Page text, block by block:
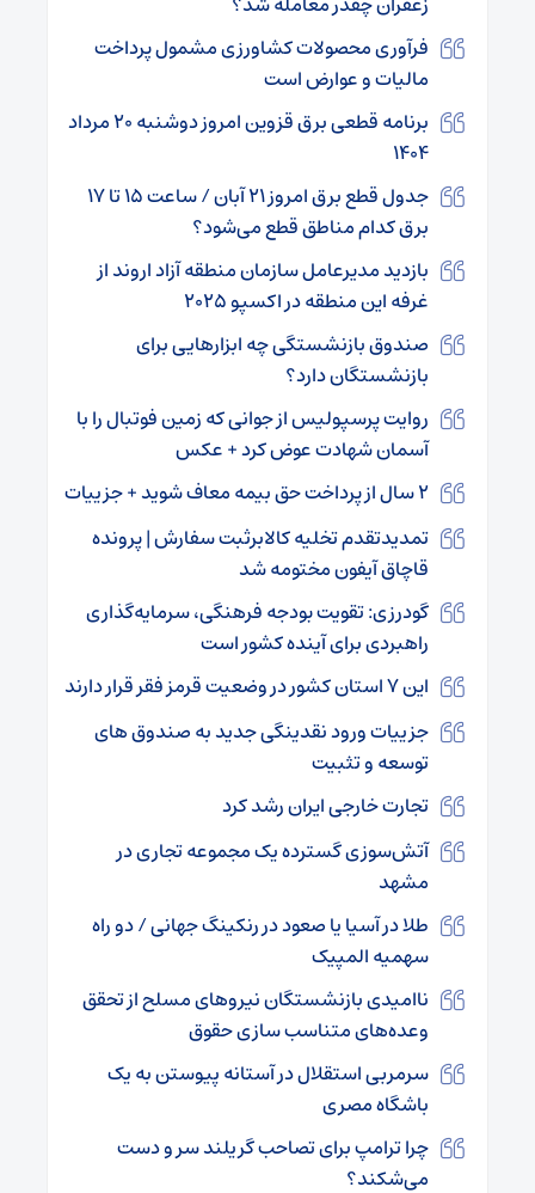
فرآوری محصولات کشاورزی مشمول پرداخت
مالیات و عوارض است
برنامه قطعی برق قزوین امروز دوشنبه ۲۰ مرداد
۱۴۰۴
جدول قطع برق امروز ۲۱ آبان / ساعت ۱۵ تا ۱۷
برق کدام مناطق قطع می‌شود؟
بازدید مدیرعامل سازمان منطقه آزاد اروند از
غرفه این منطقه در اکسپو ۲۰۲۵
صندوق بازنشستگی چه ابزار‌هایی برای
بازنشستگان دارد؟
روایت پرسپولیس از جوانی که زمین فوتبال را با
آسمان شهادت عوض کرد + عکس
۲ سال از پرداخت حق بیمه معاف شوید + جزییات
تمدیدتقدم تخلیه کالابرثبت سفارش | پرونده
قاچاق آیفون مختومه شد
گودرزی: تقویت بودجه فرهنگی، سرمایه‌گذاری
راهبردی برای آینده کشور است
این ۷ استان کشور در وضعیت قرمز فقر قرار دارند
جزییات ورود نقدینگی جدید به صندوق های
توسعه و تثبیت
تجارت خارجی ایران رشد کرد
آتش‌سوزی گسترده یک مجموعه تجاری در
مشهد
طلا در آسیا یا صعود در رنکینگ جهانی / دو راه
سهمیه المپیک
ناامیدی بازنشستگان نیروهای مسلح از تحقق
وعده‌های متناسب‌ سازی حقوق
سرمربی استقلال در آستانه پیوستن به یک
باشگاه مصری
چرا ترامپ برای تصاحب گریلند سر و دست
می‌شکند؟